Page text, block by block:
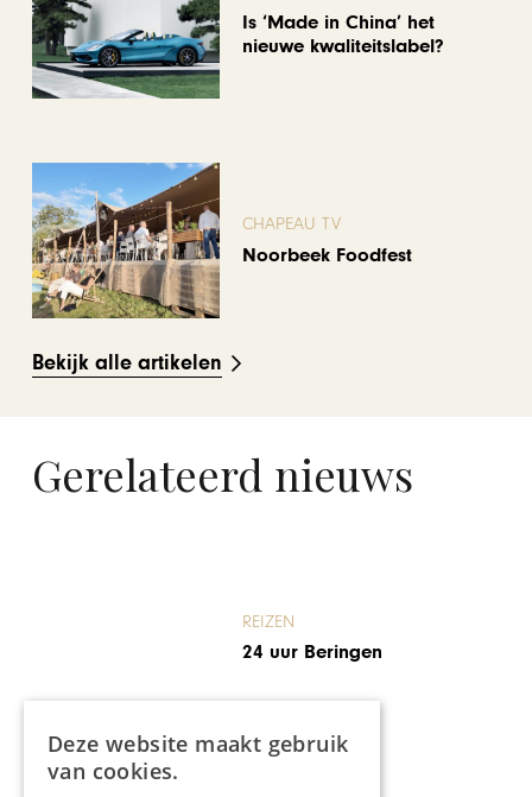
Is ‘Made in China’ het
nieuwe kwaliteitslabel?
CHAPEAU TV
Noorbeek Foodfest
Bekijk alle artikelen
Gerelateerd nieuws
Zes Mannen Zes
Instrumenten
Deze website maakt gebruik
van cookies.